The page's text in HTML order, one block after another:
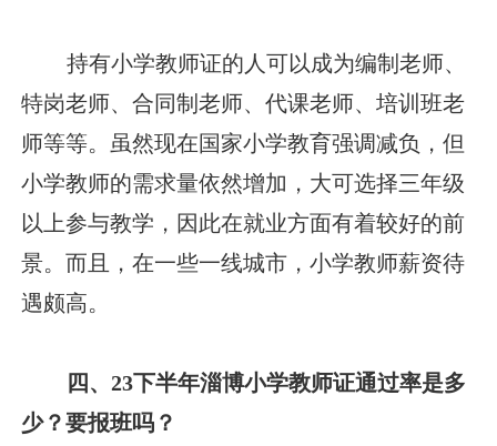
持有小学教师证的人可以成为编制老师、
特岗老师、合同制老师、代课老师、培训班老
师等等。虽然现在国家小学教育强调减负，但
小学教师的需求量依然增加，大可选择三年级
以上参与教学，因此在就业方面有着较好的前
景。而且，在一些一线城市，小学教师薪资待
遇颇高。
四、23下半年淄博小学教师证通过率是多
少？要报班吗？